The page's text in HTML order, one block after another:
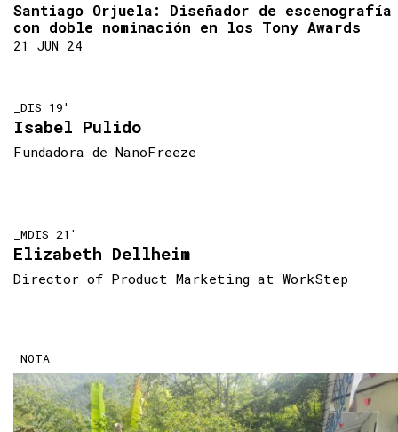
Santiago Orjuela: Diseñador de escenografía
con doble nominación en los Tony Awards
21 JUN 24
_DIS 19'
Isabel Pulido
Fundadora de NanoFreeze
_MDIS 21'
Elizabeth Dellheim
Director of Product Marketing at WorkStep
NOTA